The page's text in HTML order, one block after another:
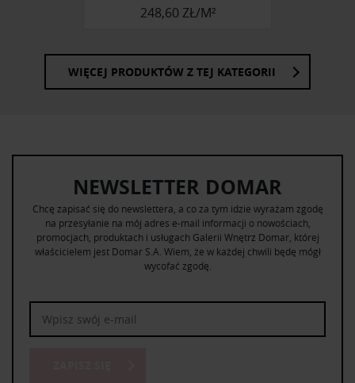
248,60 ZŁ/M²
WIĘCEJ PRODUKTÓW Z TEJ KATEGORII
NEWSLETTER DOMAR
Chcę zapisać się do newslettera, a co za tym idzie wyrażam zgodę
na przesyłanie na mój adres e-mail informacji o nowościach,
promocjach, produktach i usługach Galerii Wnętrz Domar, której
właścicielem jest Domar S.A. Wiem, że w każdej chwili będę mógł
wycofać zgodę.